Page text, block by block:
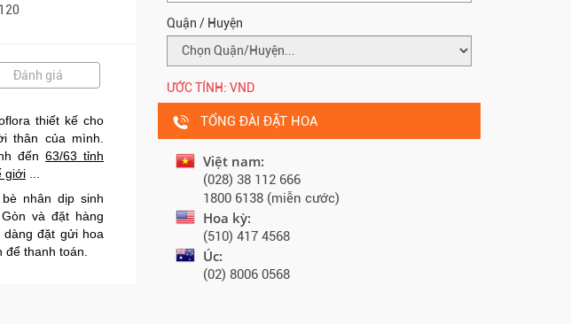
Đánh giá
thiết kế cho
thân của mình.
đến 63/63 tỉnh
giới
nhân dịp sinh
và đặt hàng
dàng đặt gửi hoa
thanh toán.
Quận / Huyện
ƯỚC TÍNH: VND
TỔNG ĐÀI ĐẶT HOA
Việt nam:
(028) 38 112 666
1800 6138 (miễn cước)
Hoa kỳ:
(510) 417 4568
Úc:
(02) 8006 0568